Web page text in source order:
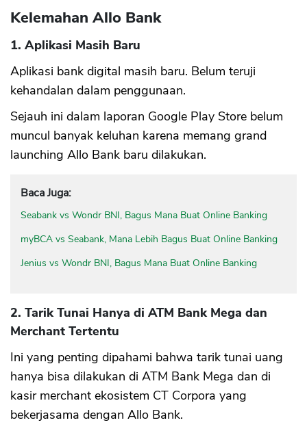
Kelemahan Allo Bank
1. Aplikasi Masih Baru
Aplikasi bank digital masih baru. Belum teruji
kehandalan dalam penggunaan.
Sejauh ini dalam laporan Google Play Store belum
muncul banyak keluhan karena memang grand
launching Allo Bank baru dilakukan.
Baca Juga:
Seabank vs Wondr BNI, Bagus Mana Buat Online Banking
myBCA vs Seabank, Mana Lebih Bagus Buat Online Banking
Jenius vs Wondr BNI, Bagus Mana Buat Online Banking
2. Tarik Tunai Hanya di ATM Bank Mega dan
Merchant Tertentu
Ini yang penting dipahami bahwa tarik tunai uang
hanya bisa dilakukan di ATM Bank Mega dan di
kasir merchant ekosistem CT Corpora yang
bekerjasama dengan Allo Bank.